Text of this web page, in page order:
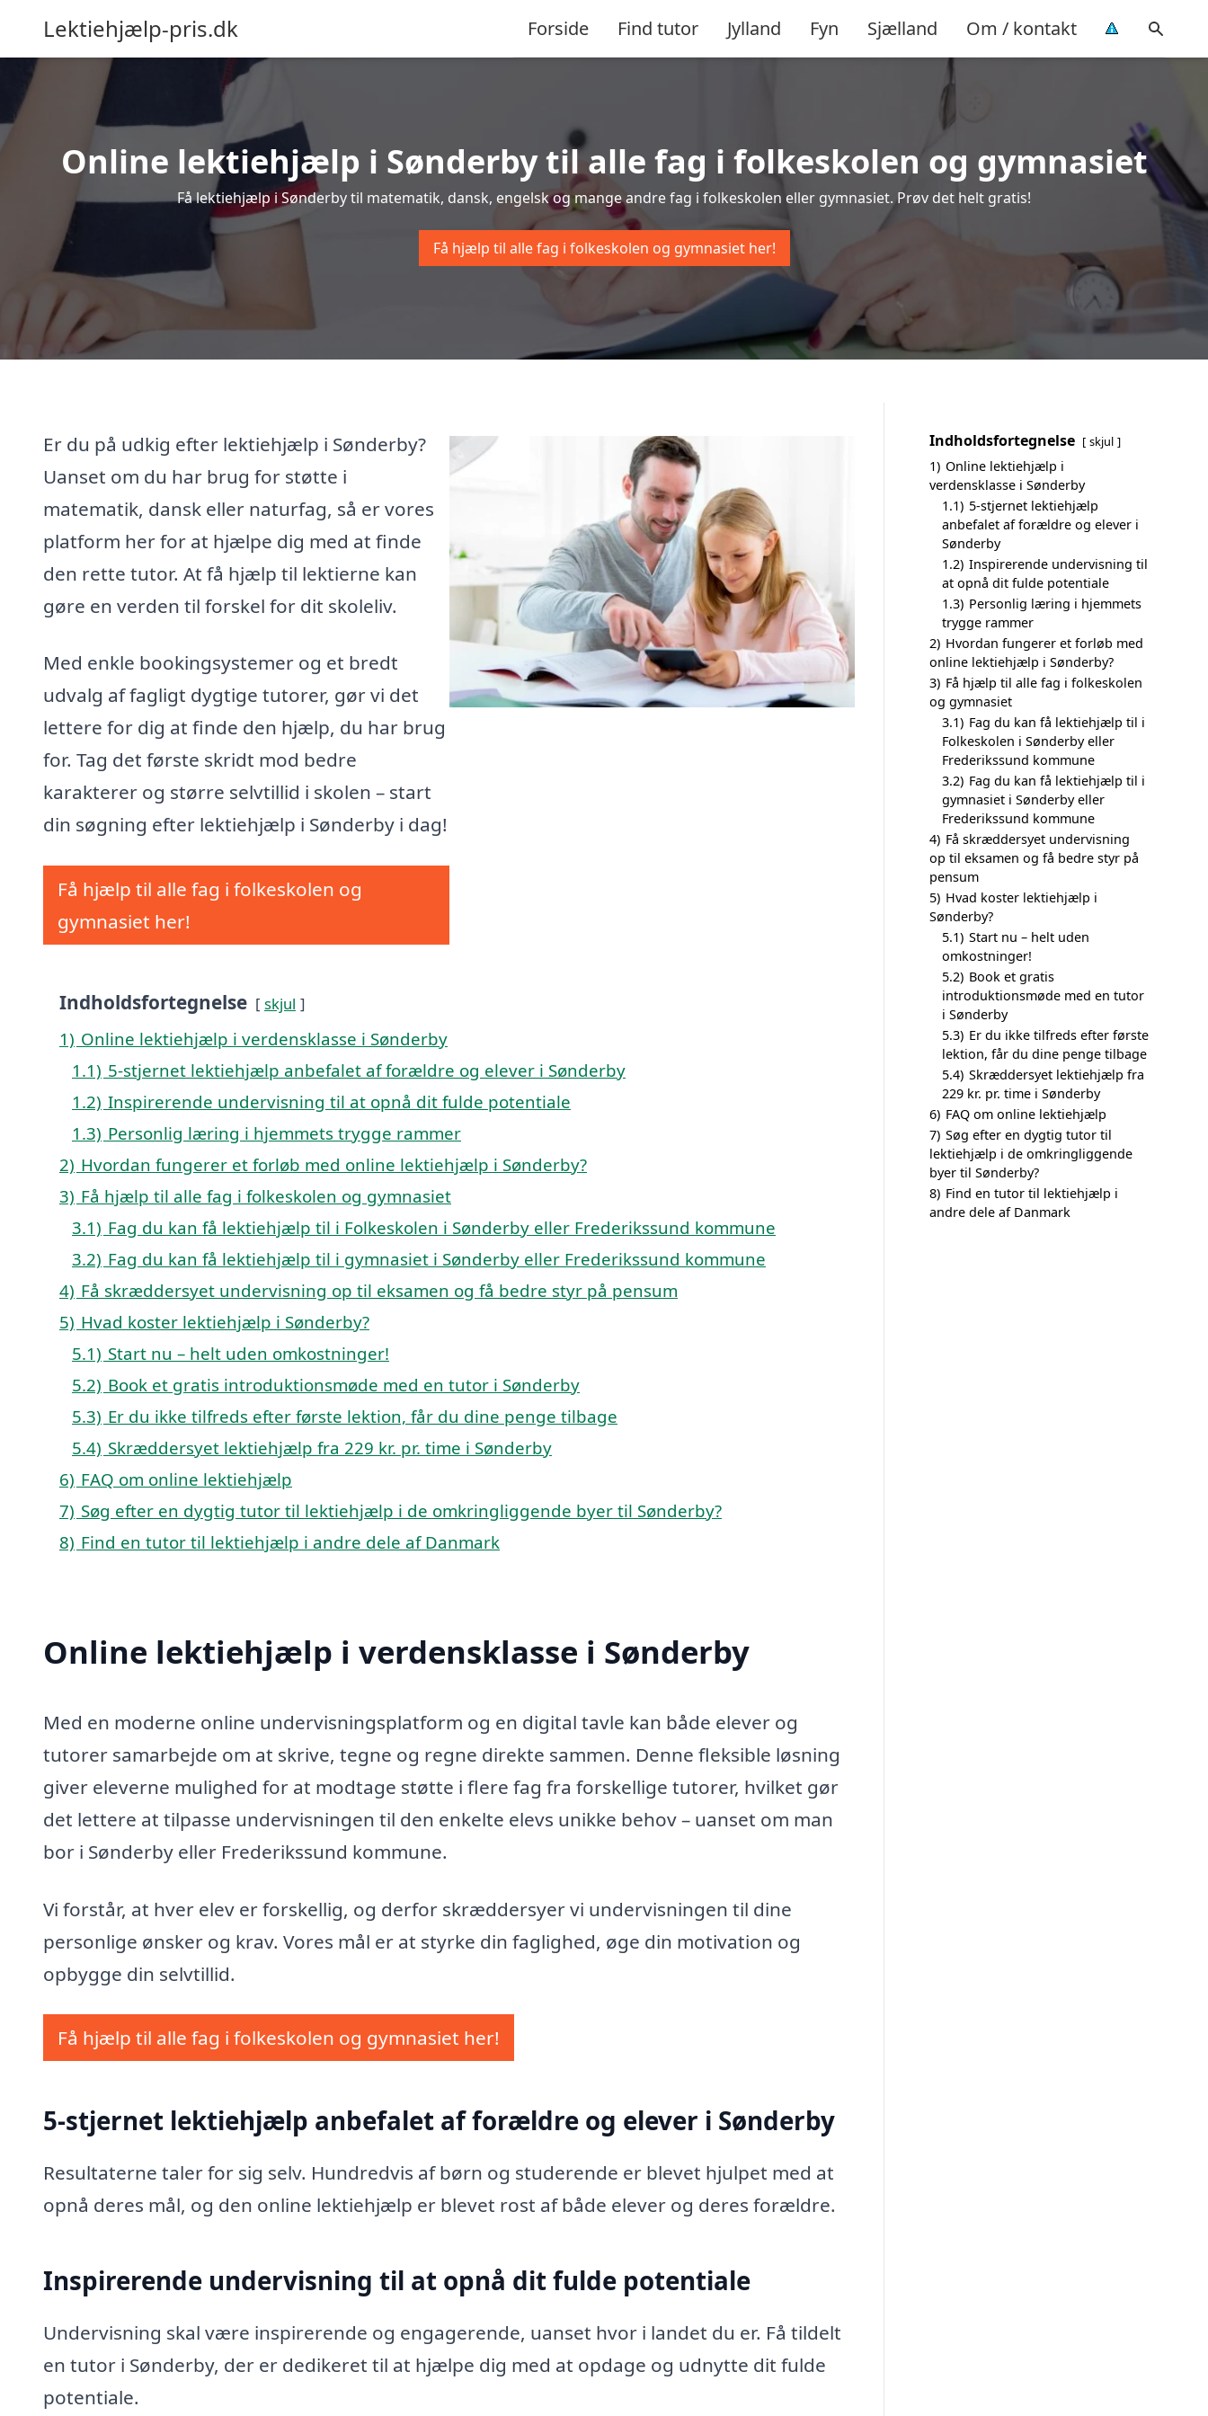
Lektiehjælp-pris.dk Forside Find tutor Jylland Fyn Sjælland Om / kontakt
Online lektiehjælp i Sønderby til alle fag i folkeskolen og gymnasiet
Få lektiehjælp i Sønderby til matematik, dansk, engelsk og mange andre fag i folkeskolen eller gymnasiet. Prøv det helt gratis!
Få hjælp til alle fag i folkeskolen og gymnasiet her!
Er du på udkig efter lektiehjælp i Sønderby?
Uanset om du har brug for støtte i
matematik, dansk eller naturfag, så er vores
platform her for at hjælpe dig med at finde
den rette tutor. At få hjælp til lektierne kan
gøre en verden til forskel for dit skoleliv.
Med enkle bookingsystemer og et bredt
udvalg af fagligt dygtige tutorer, gør vi det
lettere for dig at finde den hjælp, du har brug
for. Tag det første skridt mod bedre
karakterer og større selvtillid i skolen – start
din søgning efter lektiehjælp i Sønderby i dag!
Få hjælp til alle fag i folkeskolen og
gymnasiet her!
Indholdsfortegnelse skjul
1) Online lektiehjælp i verdensklasse i Sønderby
1.1) 5-stjernet lektiehjælp anbefalet af forældre og elever i Sønderby
1.2) Inspirerende undervisning til at opnå dit fulde potentiale
1.3) Personlig læring i hjemmets trygge rammer
2) Hvordan fungerer et forløb med online lektiehjælp i Sønderby?
3) Få hjælp til alle fag i folkeskolen og gymnasiet
3.1) Fag du kan få lektiehjælp til i Folkeskolen i Sønderby eller Frederikssund kommune
3.2) Fag du kan få lektiehjælp til i gymnasiet i Sønderby eller Frederikssund kommune
4) Få skræddersyet undervisning op til eksamen og få bedre styr på pensum
5) Hvad koster lektiehjælp i Sønderby?
5.1) Start nu – helt uden omkostninger!
5.2) Book et gratis introduktionsmøde med en tutor i Sønderby
5.3) Er du ikke tilfreds efter første lektion, får du dine penge tilbage
5.4) Skræddersyet lektiehjælp fra 229 kr. pr. time i Sønderby
6) FAQ om online lektiehjælp
7) Søg efter en dygtig tutor til lektiehjælp i de omkringliggende byer til Sønderby?
8) Find en tutor til lektiehjælp i andre dele af Danmark
Online lektiehjælp i verdensklasse i Sønderby
Med en moderne online undervisningsplatform og en digital tavle kan både elever og
tutorer samarbejde om at skrive, tegne og regne direkte sammen. Denne fleksible løsning
giver eleverne mulighed for at modtage støtte i flere fag fra forskellige tutorer, hvilket gør
det lettere at tilpasse undervisningen til den enkelte elevs unikke behov – uanset om man
bor i Sønderby eller Frederikssund kommune.
Vi forstår, at hver elev er forskellig, og derfor skræddersyer vi undervisningen til dine
personlige ønsker og krav. Vores mål er at styrke din faglighed, øge din motivation og
opbygge din selvtillid.
Få hjælp til alle fag i folkeskolen og gymnasiet her!
5-stjernet lektiehjælp anbefalet af forældre og elever i Sønderby
Resultaterne taler for sig selv. Hundredvis af børn og studerende er blevet hjulpet med at
opnå deres mål, og den online lektiehjælp er blevet rost af både elever og deres forældre.
Inspirerende undervisning til at opnå dit fulde potentiale
Undervisning skal være inspirerende og engagerende, uanset hvor i landet du er. Få tildelt
en tutor i Sønderby, der er dedikeret til at hjælpe dig med at opdage og udnytte dit fulde
potentiale.
Indholdsfortegnelse skjul
1) Online lektiehjælp i
verdensklasse i Sønderby
1.1) 5-stjernet lektiehjælp
anbefalet af forældre og elever i
Sønderby
1.2) Inspirerende undervisning til
at opnå dit fulde potentiale
1.3) Personlig læring i hjemmets
trygge rammer
2) Hvordan fungerer et forløb med
online lektiehjælp i Sønderby?
3) Få hjælp til alle fag i folkeskolen
og gymnasiet
3.1) Fag du kan få lektiehjælp til i
Folkeskolen i Sønderby eller
Frederikssund kommune
3.2) Fag du kan få lektiehjælp til i
gymnasiet i Sønderby eller
Frederikssund kommune
4) Få skræddersyet undervisning
op til eksamen og få bedre styr på
pensum
5) Hvad koster lektiehjælp i
Sønderby?
5.1) Start nu – helt uden
omkostninger!
5.2) Book et gratis
introduktionsmøde med en tutor
i Sønderby
5.3) Er du ikke tilfreds efter første
lektion, får du dine penge tilbage
5.4) Skræddersyet lektiehjælp fra
229 kr. pr. time i Sønderby
6) FAQ om online lektiehjælp
7) Søg efter en dygtig tutor til
lektiehjælp i de omkringliggende
byer til Sønderby?
8) Find en tutor til lektiehjælp i
andre dele af Danmark